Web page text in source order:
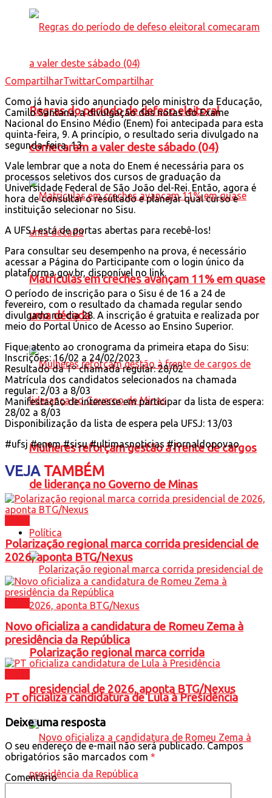
Regras do período de defeso eleitoral
comecaram a valer deste sábado (04)
Matrículas em creches avançam 11% em quase
uma década
Mulheres reforçam gestão à frente de cargos
de liderança no Governo de Minas
Política
Polarização regional marca corrida
presidencial de 2026, aponta BTG/Nexus
CompartilharTwittarCompartilhar
Como já havia sido anunciado pelo ministro da Educação,
Camilo Santana, a divulgação das notas do Exame
Nacional do Ensino Médio (Enem) foi antecipada para esta
quinta-feira, 9. A princípio, o resultado seria divulgado na
segunda-feira, 13.
Vale lembrar que a nota do Enem é necessária para os
processos seletivos dos cursos de graduação da
Universidade Federal de São João del-Rei. Então, agora é
hora de consultar o resultado e planejar qual curso e
instituição selecionar no Sisu.
A UFSJ está de portas abertas para recebê-los!
Para consultar seu desempenho na prova, é necessário
acessar a Página do Participante com o login único da
plataforma gov.br, disponível no link.
O período de inscrição para o Sisu é de 16 a 24 de
fevereiro, com o resultado da chamada regular sendo
divulgado no dia 28. A inscrição é gratuita e realizada por
meio do Portal Único de Acesso ao Ensino Superior.
Fique atento ao cronograma da primeira etapa do Sisu:
Inscrições: 16/02 a 24/02/2023
Resultado da 1º chamada regular: 28/02
Matrícula dos candidatos selecionados na chamada
regular: 2/03 a 8/03
Manifestação de interesse em participar da lista de espera:
28/02 a 8/03
Disponibilização da lista de espera pela UFSJ: 13/03
#ufsj #enem #sisu #ultimasnoticias #jornaldopovao
VEJATAMBÉM
Polarização regional marca corrida presidencial de
2026, aponta BTG/Nexus
Novo oficializa a candidatura de Romeu Zema à
presidência da República
PT oficializa candidatura de Lula à Presidência
Deixe uma resposta
O seu endereço de e-mail não será publicado. Campos
obrigatórios são marcados com *
Comentário